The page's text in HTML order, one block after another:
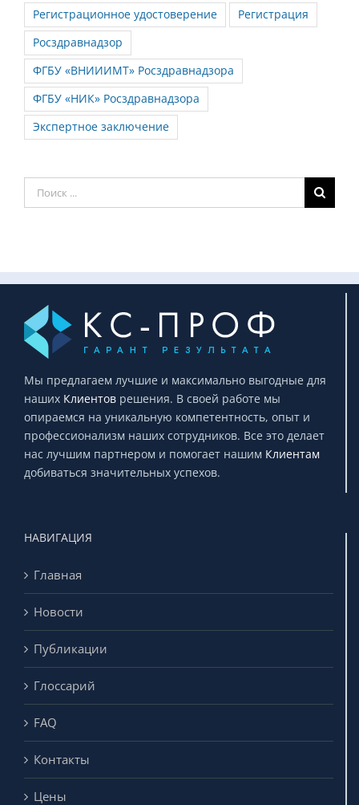
Регистрационное удостоверение
Регистрация
Росздравнадзор
ФГБУ «ВНИИИМТ» Росздравнадзора
ФГБУ «НИК» Росздравнадзора
Экспертное заключение
Результат
поиска:
Мы предлагаем лучшие и максимально выгодные для
наших Клиентов решения. В своей работе мы
опираемся на уникальную компетентность, опыт и
профессионализм наших сотрудников. Все это делает
нас лучшим партнером и помогает нашим Клиентам
добиваться значительных успехов.
НАВИГАЦИЯ
Главная
Новости
Публикации
Глоссарий
FAQ
Контакты
Цены